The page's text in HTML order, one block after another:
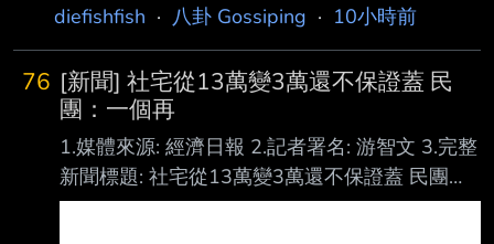
diefishfish · 八卦 Gossiping · 10小時前
76 [新聞] 社宅從13萬變3萬還不保證蓋 民
團：一個再
1.媒體來源: 經濟日報 2.記者署名: 游智文 3.完整
新聞標題: 社宅從13萬變3萬還不保證蓋 民團：
一個再也等不到的家 4.完整新聞內文: 民團今舉